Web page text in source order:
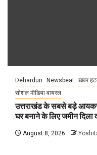
Dehardun Newsbeat खबर
सोशल मीडिया वायरल
उत्तराखंड के सबसे बड़े आयकर
घर बनाने के लिए जमीन दिला
August 8, 2026